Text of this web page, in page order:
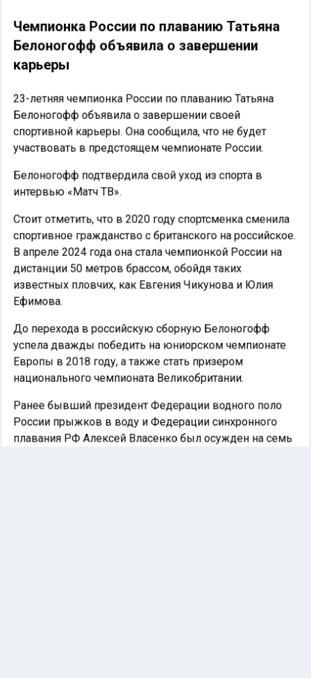
Чемпионка России по плаванию Татьяна
Белоногофф объявила о завершении
карьеры
23-летняя чемпионка России по плаванию Татьяна
Белоногофф объявила о завершении своей
спортивной карьеры. Она сообщила, что не будет
участвовать в предстоящем чемпионате России.
Белоногофф подтвердила свой уход из спорта в
интервью «Матч ТВ».
Стоит отметить, что в 2020 году спортсменка сменила
спортивное гражданство с британского на российское.
В апреле 2024 года она стала чемпионкой России на
дистанции 50 метров брассом, обойдя таких
известных пловчих, как Евгения Чикунова и Юлия
Ефимова.
До перехода в российскую сборную Белоногофф
успела дважды победить на юниорском чемпионате
Европы в 2018 году, а также стать призером
национального чемпионата Великобритании.
Ранее бывший президент Федерации водного поло
России прыжков в воду и Федерации синхронного
плавания РФ Алексей Власенко был осужден на семь